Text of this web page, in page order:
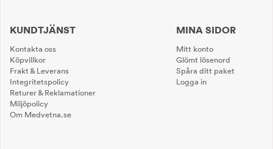
KUNDTJÄNST
Kontakta oss
Köpvillkor
Frakt & Leverans
Integritetspolicy
Returer & Reklamationer
Miljöpolicy
Om Medvetna.se
MINA SIDOR
Mitt konto
Glömt lösenord
Spåra ditt paket
Logga in